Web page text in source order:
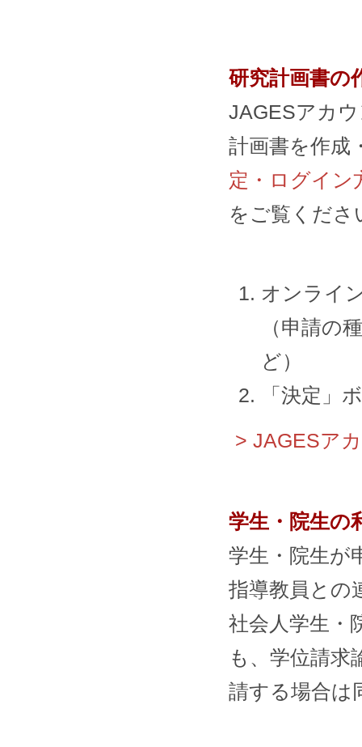
研究計画書の
JAGESアカ
計画書を作成
定・ログイン
をご覧くださ
オンライ
（申請の
ど）
「決定」
> JAGESア
学生・院生の
学生・院生が
指導教員との
社会人学生・
も、学位請求
請する場合は